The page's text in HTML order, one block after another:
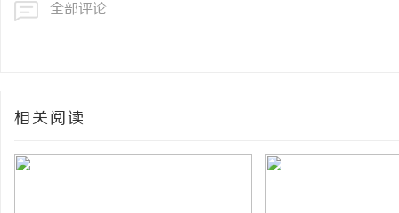
全部评论
相关阅读